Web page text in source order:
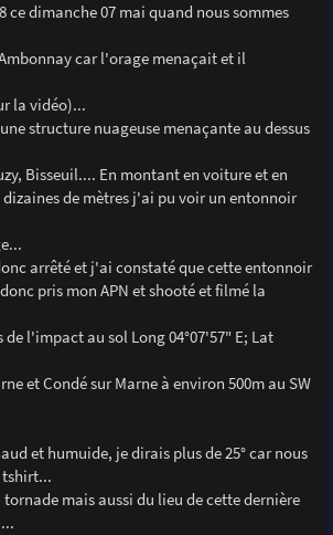
ce dimanche 07 mai quand nous sommes
car l'orage menaçait et il
la vidéo)...
structure nuageuse menaçante au dessus
Bisseuil.... En montant en voiture et en
de mètres j'ai pu voir un entonnoir
arrêté et j'ai constaté que cette entonnoir
pris mon APN et shooté et filmé la
de l'impact au sol Long 04°07'57" E; Lat
et Condé sur Marne à environ 500m au SW
et humuide, je dirais plus de 25° car nous
tshirt...
tornade mais aussi du lieu de cette dernière